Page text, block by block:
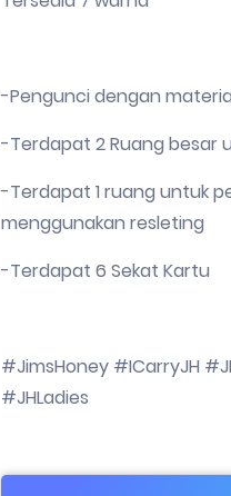
-Pengunci dengan
-Terdapat 2 Ruang besar
-Terdapat 1 ruang untuk
menggunakan resleting
-Terdapat 6 Sekat Kartu
#JimsHoney #ICarryJH
#JHLadies